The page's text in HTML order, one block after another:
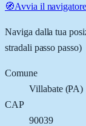
🧭Avvia il navigatore
Naviga dalla tua
stradali passo passo)
Comune
Villabate(PA)
CAP
90039